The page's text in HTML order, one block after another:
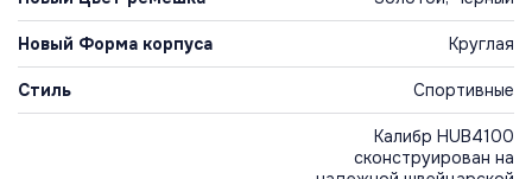
Новый Форма корпуса Круглая
Стиль Спортивные
Калибр HUB4100
сконструирован на